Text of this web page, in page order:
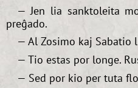
— Jen lia sanktoleita
preĝado.
— Al Zosimo kaj Sabatio
— Tio estas por longe.
— Sed por kio per tuta